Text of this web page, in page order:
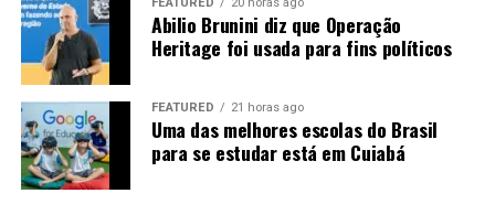
Diante disso, o que favorecerá o mercado será a
manutenção das compras chinesas, o que ainda não é
uma certeza, apesar dos sinais positivos dos últimos
dias.
FEATURED 20 horas ago
Abilio Brunini diz que Operação
Heritage foi usada para fins políticos
FEATURED 21 horas ago
Uma das melhores escolas do Brasil
para se estudar está em Cuiabá